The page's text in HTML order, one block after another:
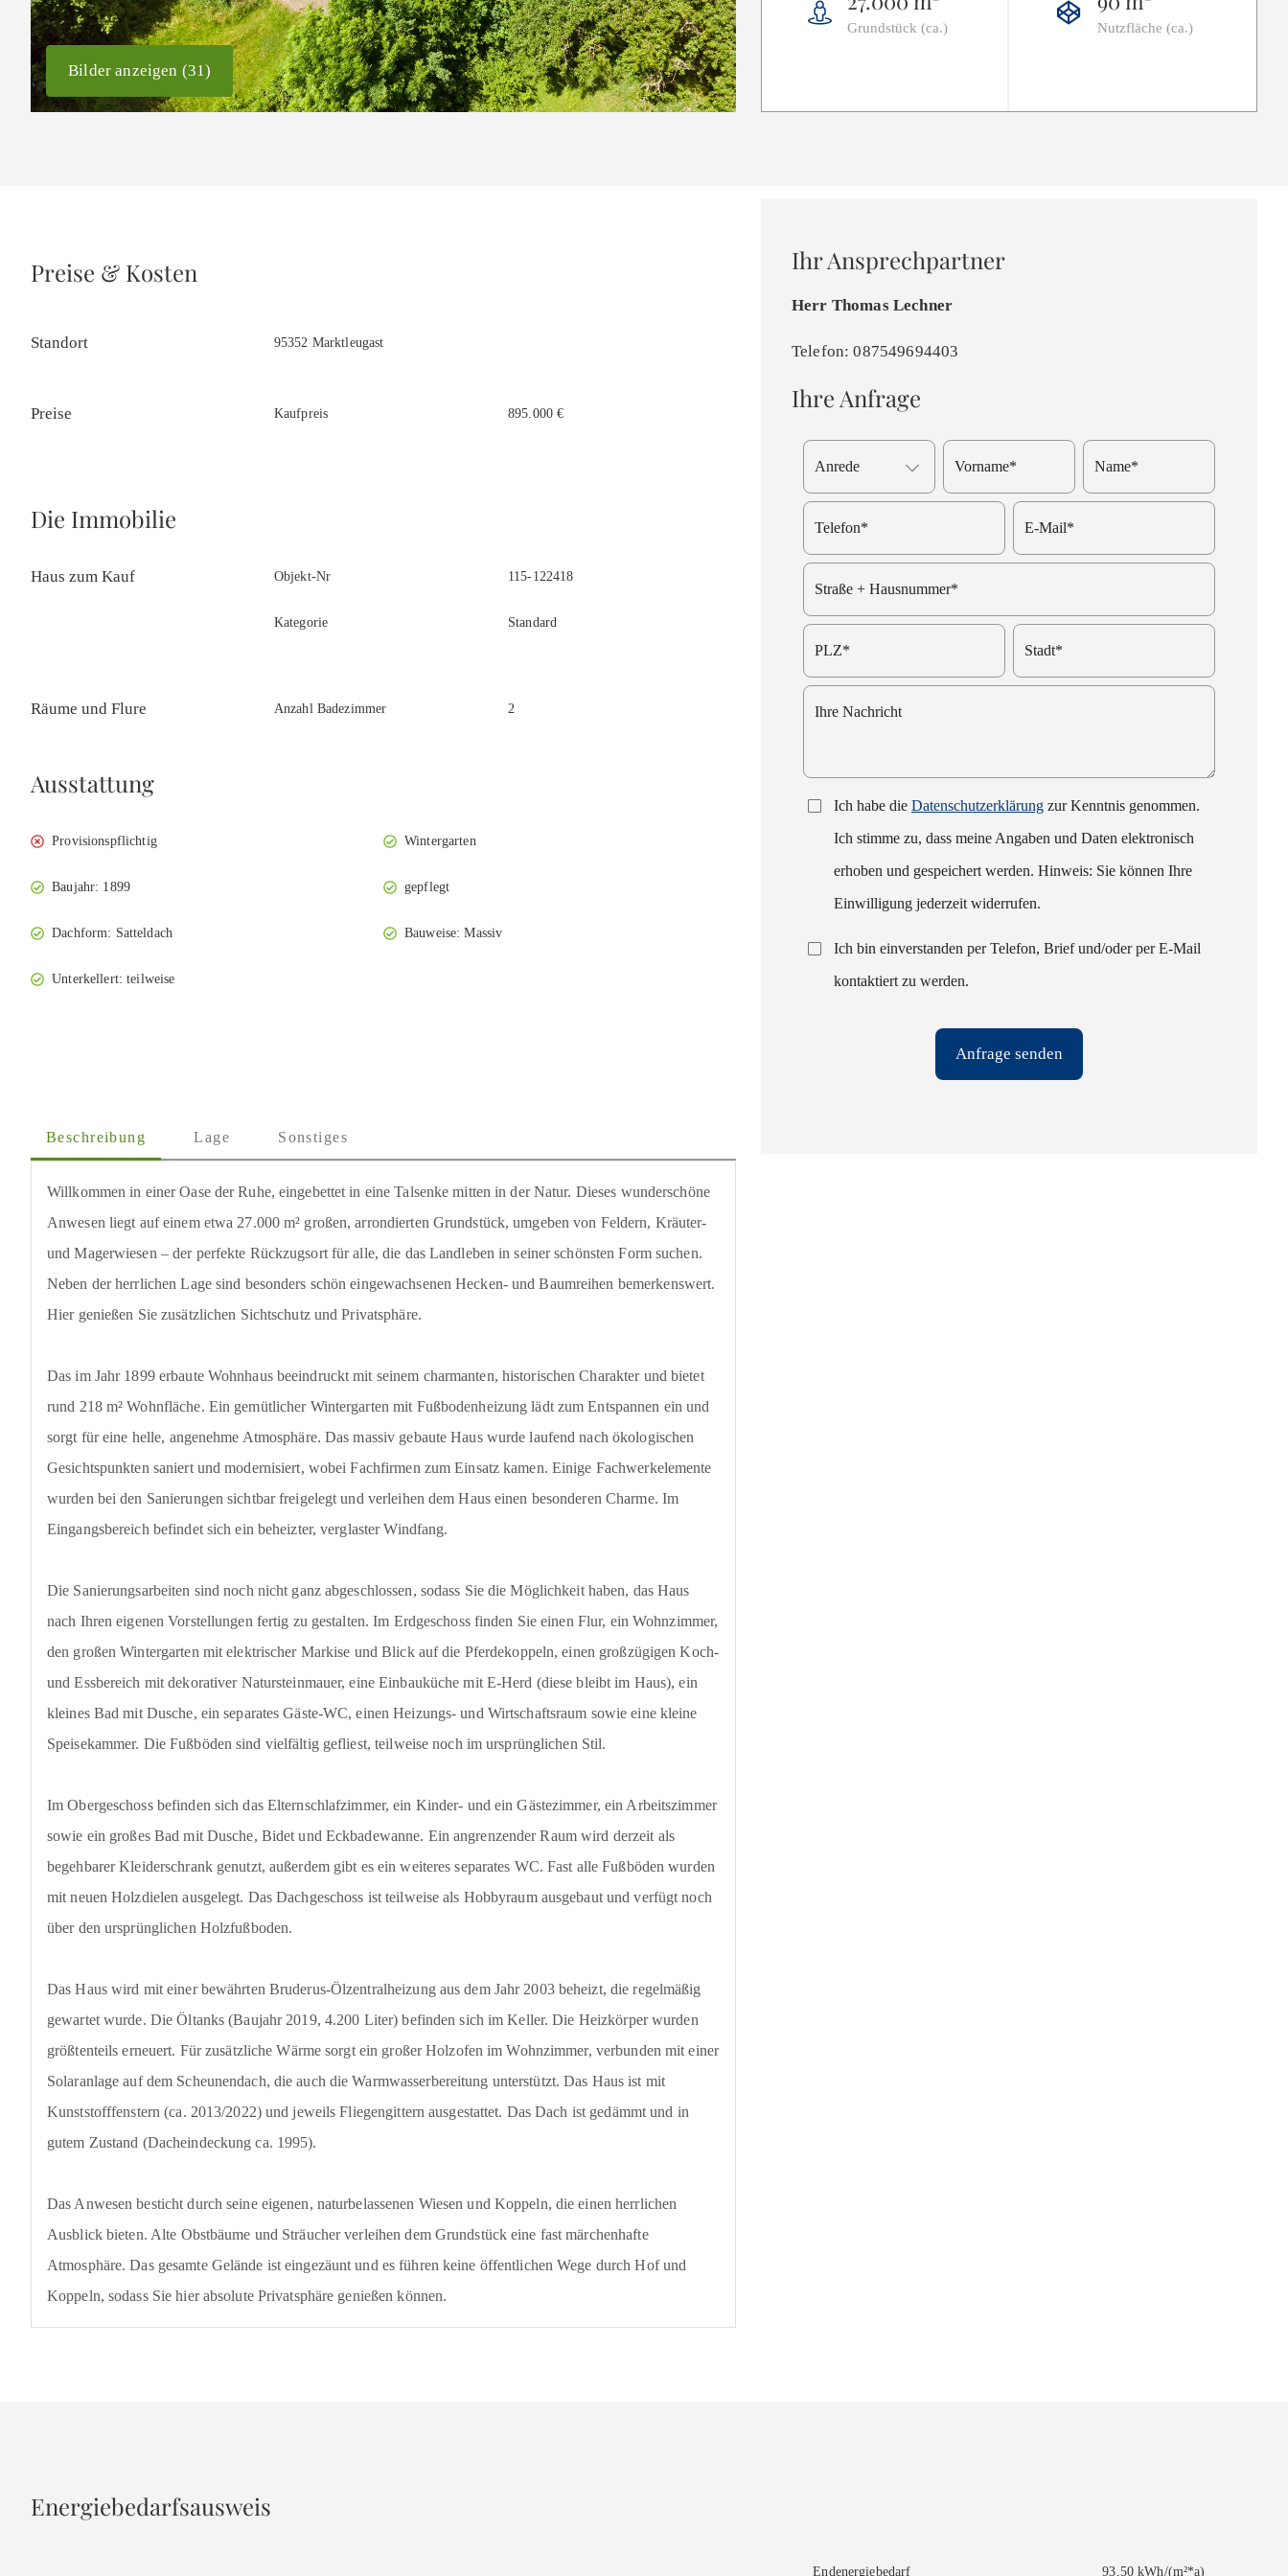
Bilder anzeigen (31)
Grundstück (ca.) Nutzfläche (ca.)
Preise & Kosten
Standort 95352 Marktleugast
Preise Kaufpreis 895.000 €
Die Immobilie
Haus zum Kauf Objekt-Nr 115-122418
Kategorie Standard
Räume und Flure Anzahl Badezimmer 2
Ausstattung
Provisionspflichtig Wintergarten
Baujahr: 1899 gepflegt
Dachform: Satteldach Bauweise: Massiv
Unterkellert: teilweise
Beschreibung Lage Sonstiges
Willkommen in einer Oase der Ruhe, eingebettet in eine Talsenke mitten in der Natur. Dieses wunderschöne
Anwesen liegt auf einem etwa 27.000 m² großen, arrondierten Grundstück, umgeben von Feldern, Kräuter-
und Magerwiesen – der perfekte Rückzugsort für alle, die das Landleben in seiner schönsten Form suchen.
Neben der herrlichen Lage sind besonders schön eingewachsenen Hecken- und Baumreihen bemerkenswert.
Hier genießen Sie zusätzlichen Sichtschutz und Privatsphäre.
Das im Jahr 1899 erbaute Wohnhaus beeindruckt mit seinem charmanten, historischen Charakter und bietet
rund 218 m² Wohnfläche. Ein gemütlicher Wintergarten mit Fußbodenheizung lädt zum Entspannen ein und
sorgt für eine helle, angenehme Atmosphäre. Das massiv gebaute Haus wurde laufend nach ökologischen
Gesichtspunkten saniert und modernisiert, wobei Fachfirmen zum Einsatz kamen. Einige Fachwerkelemente
wurden bei den Sanierungen sichtbar freigelegt und verleihen dem Haus einen besonderen Charme. Im
Eingangsbereich befindet sich ein beheizter, verglaster Windfang.
Die Sanierungsarbeiten sind noch nicht ganz abgeschlossen, sodass Sie die Möglichkeit haben, das Haus
nach Ihren eigenen Vorstellungen fertig zu gestalten. Im Erdgeschoss finden Sie einen Flur, ein Wohnzimmer,
den großen Wintergarten mit elektrischer Markise und Blick auf die Pferdekoppeln, einen großzügigen Koch-
und Essbereich mit dekorativer Natursteinmauer, eine Einbauküche mit E-Herd (diese bleibt im Haus), ein
kleines Bad mit Dusche, ein separates Gäste-WC, einen Heizungs- und Wirtschaftsraum sowie eine kleine
Speisekammer. Die Fußböden sind vielfältig gefliest, teilweise noch im ursprünglichen Stil.
Im Obergeschoss befinden sich das Elternschlafzimmer, ein Kinder- und ein Gästezimmer, ein Arbeitszimmer
sowie ein großes Bad mit Dusche, Bidet und Eckbadewanne. Ein angrenzender Raum wird derzeit als
begehbarer Kleiderschrank genutzt, außerdem gibt es ein weiteres separates WC. Fast alle Fußböden wurden
mit neuen Holzdielen ausgelegt. Das Dachgeschoss ist teilweise als Hobbyraum ausgebaut und verfügt noch
über den ursprünglichen Holzfußboden.
Das Haus wird mit einer bewährten Bruderus-Ölzentralheizung aus dem Jahr 2003 beheizt, die regelmäßig
gewartet wurde. Die Öltanks (Baujahr 2019, 4.200 Liter) befinden sich im Keller. Die Heizkörper wurden
größtenteils erneuert. Für zusätzliche Wärme sorgt ein großer Holzofen im Wohnzimmer, verbunden mit einer
Solaranlage auf dem Scheunendach, die auch die Warmwasserbereitung unterstützt. Das Haus ist mit
Kunststofffenstern (ca. 2013/2022) und jeweils Fliegengittern ausgestattet. Das Dach ist gedämmt und in
gutem Zustand (Dacheindeckung ca. 1995).
Das Anwesen besticht durch seine eigenen, naturbelassenen Wiesen und Koppeln, die einen herrlichen
Ausblick bieten. Alte Obstbäume und Sträucher verleihen dem Grundstück eine fast märchenhafte
Atmosphäre. Das gesamte Gelände ist eingezäunt und es führen keine öffentlichen Wege durch Hof und
Koppeln, sodass Sie hier absolute Privatsphäre genießen können.
Ihr Ansprechpartner
Herr Thomas Lechner
Telefon: 087549694403
Ihre Anfrage
Energiebedarfsausweis
Endenergiebedarf 93,50 kWh/(m²*a)